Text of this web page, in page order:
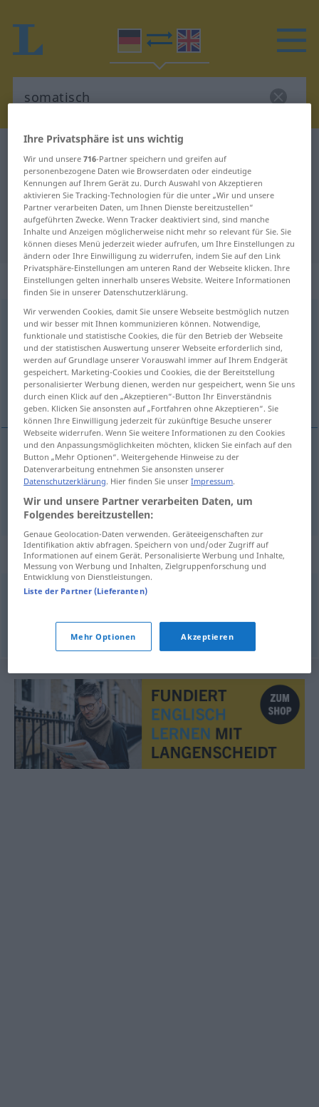
Deutsch-Englisch Übersetzung für
"somatisch"
"somatisch" Englisch Übersetzung
„somatisch“: Adjektiv
somatisch [zoˈmaːtɪʃ] adj
Übersicht aller Übersetzungen
(Für mehr Details die Übersetzung anklicken/antippen)
somatic, somal
somatic somatisch
somal somatisch
Synonyme für "somatisch"
© OpenThesaurus.de
Ihre Privatsphäre ist uns wichtig
Wir und unsere716-Partner speichern und greifen auf
personenbezogene Daten wie Browserdaten oder eindeutige
Kennungen auf Ihrem Gerät zu. Durch Auswahl von Akzeptieren
aktivieren Sie Tracking-Technologien für die unter „Wir und unsere
Partner verarbeiten Daten, um Ihnen Dienste bereitzustellen“
aufgeführten Zwecke. Wenn Tracker deaktiviert sind, sind manche
Inhalte und Anzeigen möglicherweise nicht mehr so relevant für Sie. Sie
können dieses Menü jederzeit wieder aufrufen, um Ihre Einstellungen zu
ändern oder Ihre Einwilligung zu widerrufen, indem Sie auf den Link
Privatsphäre-Einstellungen am unteren Rand der Webseite klicken. Ihre
Einstellungen gelten innerhalb unseres Website. Weitere Informationen
finden Sie in unserer Datenschutzerklärung.
Wir verwenden Cookies, damit Sie unsere Webseite bestmöglich nutzen
und wir besser mit Ihnen kommunizieren können. Notwendige,
funktionale und statistische Cookies, die für den Betrieb der Webseite
und der statistischen Auswertung unserer Webseite erforderlich sind,
werden auf Grundlage unserer Vorauswahl immer auf Ihrem Endgerät
gespeichert. Marketing-Cookies und Cookies, die der Bereitstellung
personalisierter Werbung dienen, werden nur gespeichert, wenn Sie uns
durch einen Klick auf den „Akzeptieren“-Button Ihr Einverständnis
geben. Klicken Sie ansonsten auf „Fortfahren ohne Akzeptieren“. Sie
können Ihre Einwilligung jederzeit für zukünftige Besuche unserer
Webseite widerrufen. Wenn Sie weitere Informationen zu den Cookies
und den Anpassungsmöglichkeiten möchten, klicken Sie einfach auf den
Button „Mehr Optionen“. Weitergehende Hinweise zu der
Datenverarbeitung entnehmen Sie ansonsten unserer
Datenschutzerklärung. Hier finden Sie unserImpressum.
Wir und unsere Partner verarbeiten Daten, um
Folgendes bereitzustellen:
Genaue Geolocation-Daten verwenden. Geräteeigenschaften zur
Identifikation aktiv abfragen. Speichern von und/oder Zugriff auf
Informationen auf einem Gerät. Personalisierte Werbung und Inhalte,
Messung von Werbung und Inhalten, Zielgruppenforschung und
Entwicklung von Dienstleistungen.
Liste der Partner (Lieferanten)
Mehr Optionen Akzeptieren